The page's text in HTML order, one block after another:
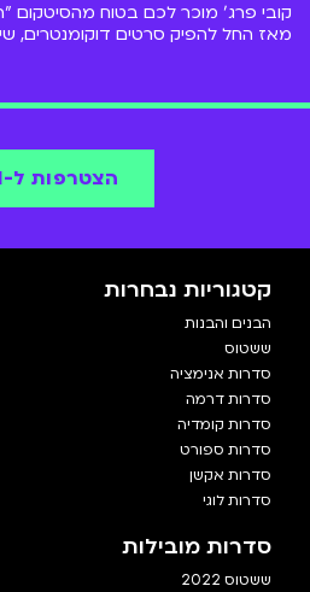
קובי פרג' מוכר לכם בטוח מהסיטקום
מאז החל להפיק סרטים דוקומנטרים,
הצטרפות ל-BIGI
קטגוריות נבחרות
הבנים והבנות
ששטוס
סדרות אנימציה
סדרות דרמה
סדרות קומדיה
סדרות ספורט
סדרות אקשן
סדרות לוגי
סדרות מובילות
ששטוס 2022